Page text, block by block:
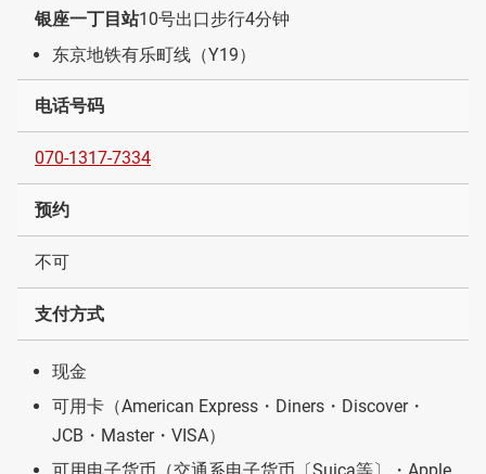
银座一丁目站10号出口步行4分钟
东京地铁有乐町线（Y19）
电话号码
070-1317-7334
预约
不可
支付方式
现金
可用卡（American Express・Diners・Discover・
JCB・Master・VISA）